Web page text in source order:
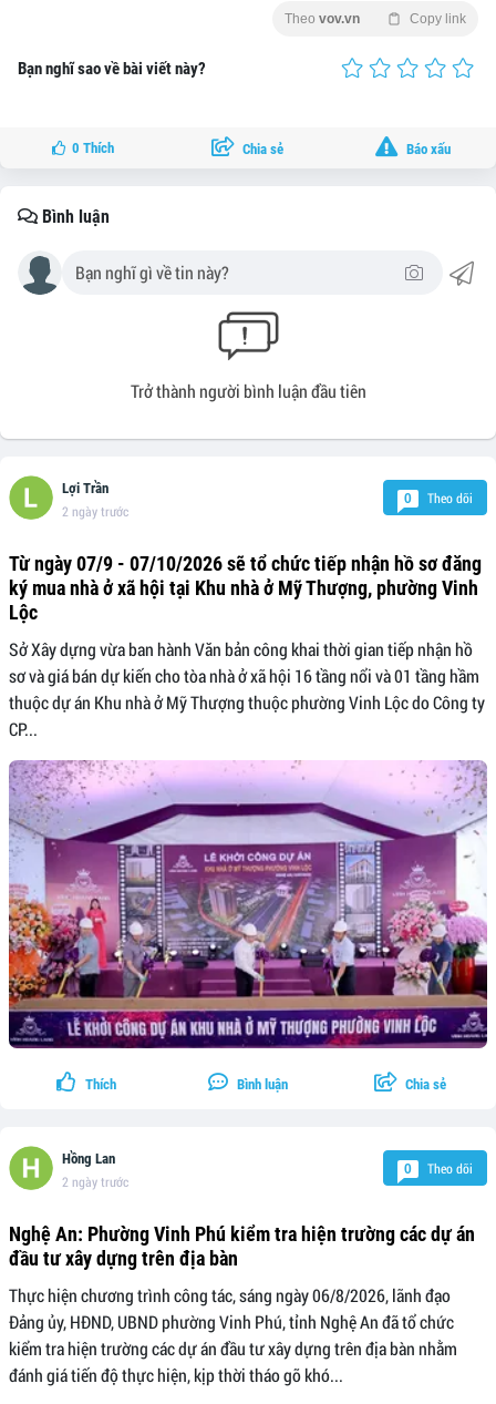
Theo vov.vn Copy link
Bạn nghĩ sao về bài viết này?
0 Thích Chia sẻ Báo xấu
Bình luận
Trở thành người bình luận đầu tiên
Lợi Trần
2 ngày trước
0 Theo dõi
Từ ngày 07/9 - 07/10/2026 sẽ tổ chức tiếp nhận hồ sơ đăng
ký mua nhà ở xã hội tại Khu nhà ở Mỹ Thượng, phường Vinh
Lộc
Sở Xây dựng vừa ban hành Văn bản công khai thời gian tiếp nhận hồ
sơ và giá bán dự kiến cho tòa nhà ở xã hội 16 tầng nổi và 01 tầng hầm
thuộc dự án Khu nhà ở Mỹ Thượng thuộc phường Vinh Lộc do Công ty
CP...
Thích Bình luận Chia sẻ
Hồng Lan
2 ngày trước
0 Theo dõi
Nghệ An: Phường Vinh Phú kiểm tra hiện trường các dự án
đầu tư xây dựng trên địa bàn
Thực hiện chương trình công tác, sáng ngày 06/8/2026, lãnh đạo
Đảng ủy, HĐND, UBND phường Vinh Phú, tỉnh Nghệ An đã tổ chức
kiểm tra hiện trường các dự án đầu tư xây dựng trên địa bàn nhằm
đánh giá tiến độ thực hiện, kịp thời tháo gỡ khó...